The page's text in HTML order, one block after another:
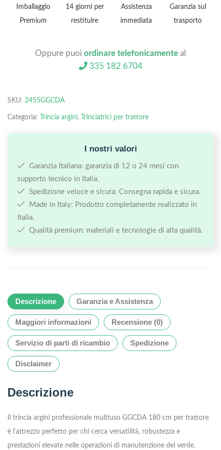
Imballaggio
Premium
14 giorni per
restituire
Assistenza
immediata
Garanzia sul
trasporto
Oppure puoi ordinare telefonicamente al
335 182 6704
SKU: 2455GGCDA
Categoria: Trincia argini, Trinciatrici per trattore
I nostri valori
Garanzia Italiana: garanzia di 12 o 24 mesi con
supporto tecnico in Italia.
Spedizione veloce e sicura: Consegna rapida e sicura.
Made in Italy: Prodotto completamente realizzato in
Italia.
Qualità premium: materiali e tecnologie di alta qualità.
Descrizione Garanzia e Assistenza
Maggiori informazioni Recensione (0)
Servizio di parti di ricambio Spedizione
Disclaimer
Descrizione
Il trincia argini professionale multiuso GGCDA 180 cm per trattore
è l’attrezzo perfetto per chi cerca versatilità, robustezza e
prestazioni elevate nelle operazioni di manutenzione del verde.